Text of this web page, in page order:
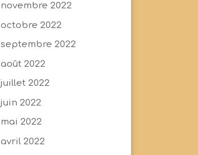
novembre 2022
octobre 2022
septembre 2022
août 2022
juillet 2022
juin 2022
mai 2022
avril 2022